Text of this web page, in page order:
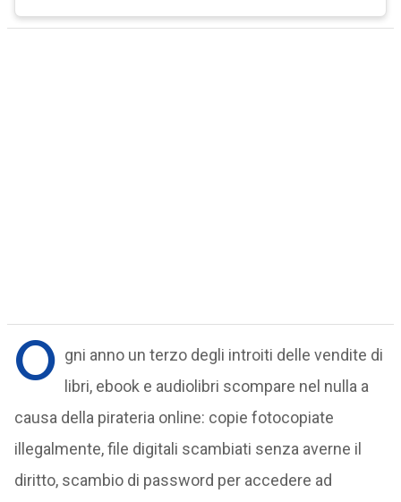
O gni anno un terzo degli introiti delle vendite di
libri, ebook e audiolibri scompare nel nulla a
causa della pirateria online: copie fotocopiate
illegalmente, file digitali scambiati senza averne il
diritto, scambio di password per accedere ad